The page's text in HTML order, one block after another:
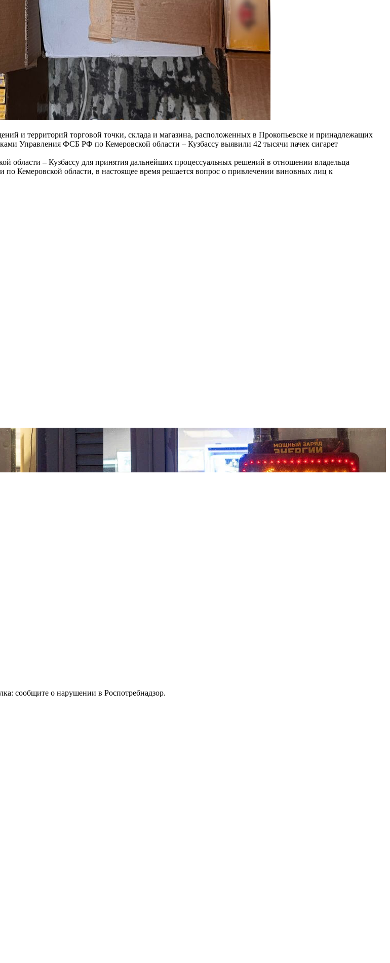
и территорий торговой точки, склада и магазина, расположенных в Прокопьевске и принадлежащих
Управления ФСБ РФ по Кемеровской области – Кузбассу выявили 42 тысячи пачек сигарет
области – Кузбассу для принятия дальнейших процессуальных решений в отношении владельца
Кемеровской области, в настоящее время решается вопрос о привлечении виновных лиц к
сообщите о нарушении в Роспотребнадзор.